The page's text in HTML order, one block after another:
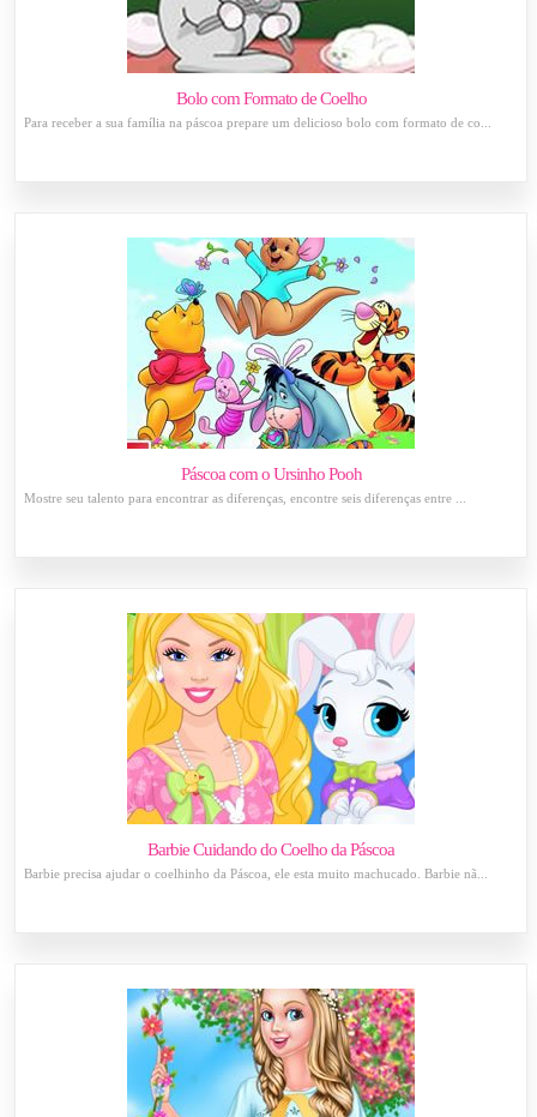
Bolo com Formato de Coelho
Para receber a sua família na páscoa prepare um delicioso bolo com formato de co...
Páscoa com o Ursinho Pooh
Mostre seu talento para encontrar as diferenças, encontre seis diferenças entre ...
Barbie Cuidando do Coelho da Páscoa
Barbie precisa ajudar o coelhinho da Páscoa, ele esta muito machucado. Barbie nã...